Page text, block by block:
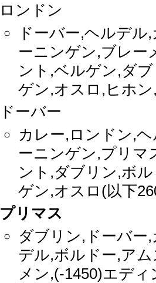
ロンドン
ドーバー,ヘルデ
ーニンゲン,ブレー
ント,ベルゲン,ダ
ゲン,オスロ,ヒホ
ドーバー
カレー,ロンドン,
ーニンゲン,プリマ
ント,ダブリン,ボ
ゲン,オスロ(以下
プリマス
ダブリン,ドーバー
デル,ボルドー,ア
メン,(-1450)エデ